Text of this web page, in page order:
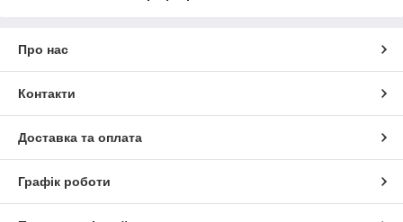
Про нас
Контакти
Доставка та оплата
Графік роботи